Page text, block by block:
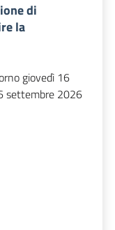
di
la
giovedì 16
settembre 2026